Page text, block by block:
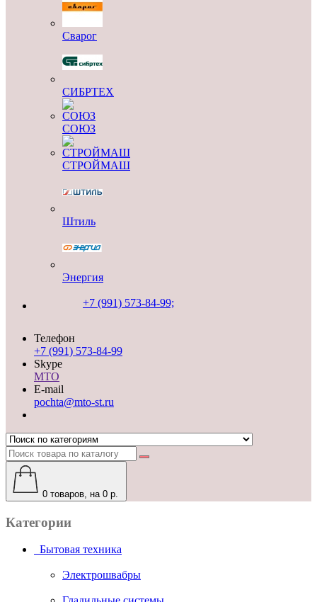
Сварог
СИБРТЕХ
СОЮЗ
СТРОЙМАШ
Штиль
Энергия
+7 (991) 573-84-99;
Телефон
+7 (991) 573-84-99
Skype
MTO
E-mail
pochta@mto-st.ru
0 товаров, на 0 р.
Категории
Бытовая техника
Электрошвабры